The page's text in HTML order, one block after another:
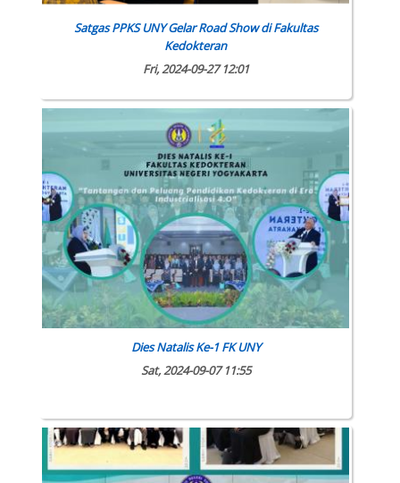
Satgas PPKS UNY Gelar Road Show di Fakultas
Kedokteran
Fri, 2024-09-27 12:01
Dies Natalis Ke-1 FK UNY
Sat, 2024-09-07 11:55